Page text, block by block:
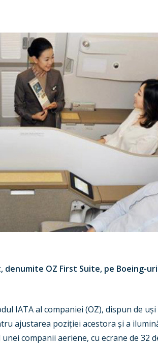
OZ First Suite, pe Boeing-
IATA al companiei (OZ), dispun de
ajustarea poziției acestora și a
companii aeriene, cu ecrane de 32